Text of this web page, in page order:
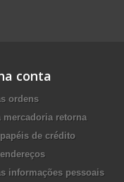
conta
ordens
mercadoria retorna
de crédito
informações pessoais